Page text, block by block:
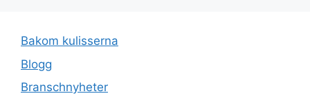
Bakom kulisserna
Blogg
Branschnyheter